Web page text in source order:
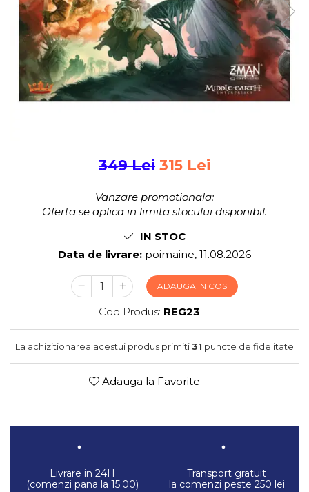
Jocuri pentru 2 persoane
Game cunoscute
Carcassonne
Catan
Cluedo
Jocuri cooperative
Vezi toate jocurile de societate
349 Lei 315 Lei
Vanzare promotionala:
Oferta se aplica in limita stocului disponibil.
IN STOC
Data de livrare: poimaine, 11.08.2026
ADAUGA IN COS
Cod Produs: REG23
La achizitionarea acestui produs primiti31 puncte de fidelitate
Adauga la Favorite
Livrare in 24H
(comenzi pana la 15:00)
Transport gratuit
la comenzi peste 250 lei